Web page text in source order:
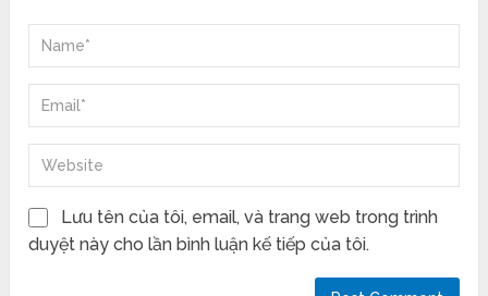
Lưu tên của tôi, email, và trang web trong trình
duyệt này cho lần bình luận kế tiếp của tôi.